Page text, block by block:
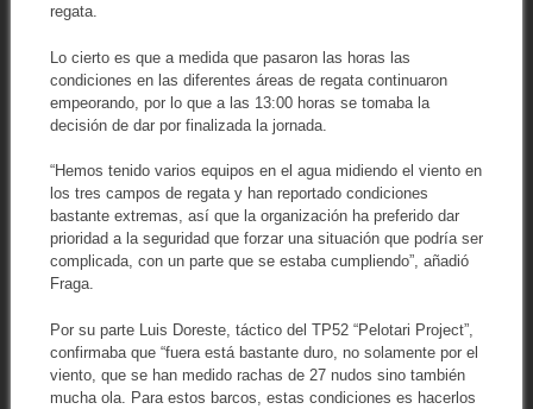
regata.
Lo cierto es que a medida que pasaron las horas las
condiciones en las diferentes áreas de regata continuaron
empeorando, por lo que a las 13:00 horas se tomaba la
decisión de dar por finalizada la jornada.
“Hemos tenido varios equipos en el agua midiendo el viento en
los tres campos de regata y han reportado condiciones
bastante extremas, así que la organización ha preferido dar
prioridad a la seguridad que forzar una situación que podría ser
complicada, con un parte que se estaba cumpliendo”, añadió
Fraga.
Por su parte Luis Doreste, táctico del TP52 “Pelotari Project”,
confirmaba que “fuera está bastante duro, no solamente por el
viento, que se han medido rachas de 27 nudos sino también
mucha ola. Para estos barcos, estas condiciones es hacerlos